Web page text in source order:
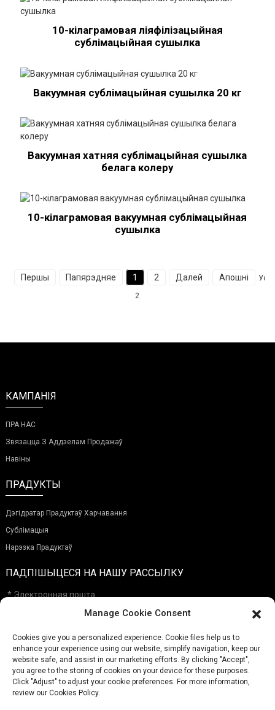
10-кілаграмовая ліяфілізацыйная
сублімацыйная сушылка
Вакуумная сублімацыйная сушылка 20 кг
Вакуумная хатняя сублімацыйная сушылка
белага колеру
10-кілаграмовая вакуумная сублімацыйная
сушылка
Першы Папярэдняе 1 2 Далей Апошні
2
КАМПАНІЯ
ПРА НАС
Звязацца З Аддзелам Продажаў
Навіны
ПРАДУКТЫ
Дэгідратар Прадуктаў Харчавання
Сублімацыя
Нарэзка Прадуктаў
ПАДПІШЫЦЕСЯ НА НАШУ РАССЫЛКУ
Прадставіць
ТЭЛЕФОН: (+86)757-29292044
ЭЛЕКТРОННАЯ ПОШТА: Info@fsdalle.com
Manage Cookie Consent
Cookies give you a personalized experience. Cookie files help us to
enhance your experience using our website, simplify navigation, keep our
website safe, and assist in our marketing efforts. By clicking "Accept",
you agree to the storing of cookies on your device for these purposes.
Click "Adjust" to adjust your cookie preferences. For more information,
review our Cookies Policy.